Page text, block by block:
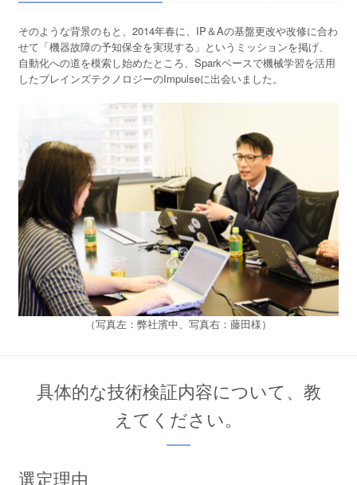
そのような背景のもと、2014年春に、IP＆Aの基盤更改や改修に合わ
せて「機器故障の予知保全を実現する」というミッションを掲げ、
自動化への道を模索し始めたところ、Sparkベースで機械学習を活用
したブレインズテクノロジーのImpulseに出会いました。
（写真左：弊社濱中、写真右：藤田様）
具体的な技術検証内容について、教
えてください。
選定理由